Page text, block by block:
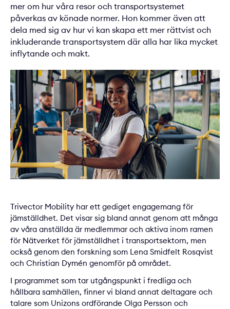
mer om hur våra resor och transportsystemet
påverkas av könade normer. Hon kommer även att
dela med sig av hur vi kan skapa ett mer rättvist och
inkluderande transportsystem där alla har lika mycket
inflytande och makt.
Trivector Mobility har ett gediget engagemang för
jämställdhet. Det visar sig bland annat genom att många
av våra anställda är medlemmar och aktiva inom ramen
för Nätverket för jämställdhet i transportsektorn, men
också genom den forskning som Lena Smidfelt Rosqvist
och Christian Dymén genomför på området.
I programmet som tar utgångspunkt i fredliga och
hållbara samhällen, finner vi bland annat deltagare och
talare som Unizons ordförande Olga Persson och